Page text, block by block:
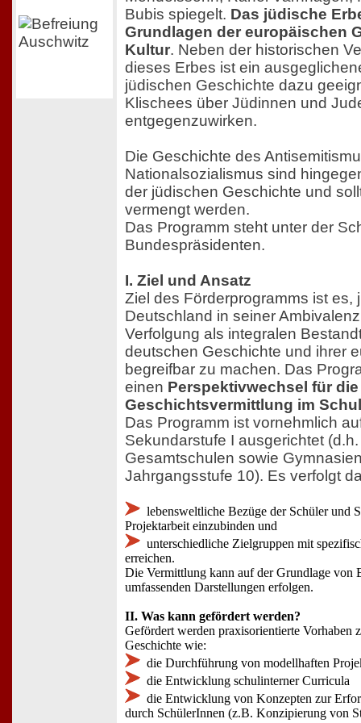
Bubis spiegelt. Das jüdische
Grundlagen der europäischen
Kultur. Neben der historischen
dieses Erbes ist ein
jüdischen Geschichte dazu
Klischees über Jüdinnen und
entgegenzuwirken.
Die Geschichte des
Nationalsozialismus sind
der jüdischen Geschichte und
vermengt werden.
Das Programm steht unter der
Bundespräsidenten.
I. Ziel und Ansatz
Ziel des Förderprogramms ist es,
Deutschland in seiner
Verfolgung als integralen
deutschen Geschichte und ihrer
begreifbar zu machen. Das
einen Perspektivwechsel für die
Geschichtsvermittlung im
Das Programm ist vornehmlich
Sekundarstufe I ausgerichtet
Gesamtschulen sowie
Jahrgangsstufe 10). Es verfolgt
lebensweltliche Bezüge der Schüler und
Projektarbeit einzubinden und
unterschiedliche Zielgruppen mit
erreichen.
Die Vermittlung kann auf der Grundlage von
umfassenden Darstellungen erfolgen.
II. Was kann gefördert werden?
Gefördert werden praxisorientierte Vorhaben
Geschichte wie:
die Durchführung von modellhaften
die Entwicklung schulinterner Curricula
die Entwicklung von Konzepten zur
durch SchülerInnen (z.B. Konzipierung von